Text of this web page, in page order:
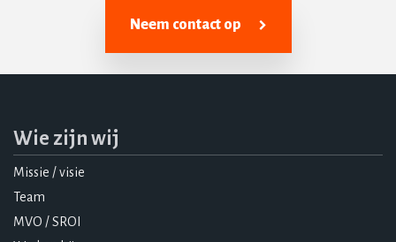
Neem contact op
Wie zijn wij
Missie / visie
Team
MVO / SROI